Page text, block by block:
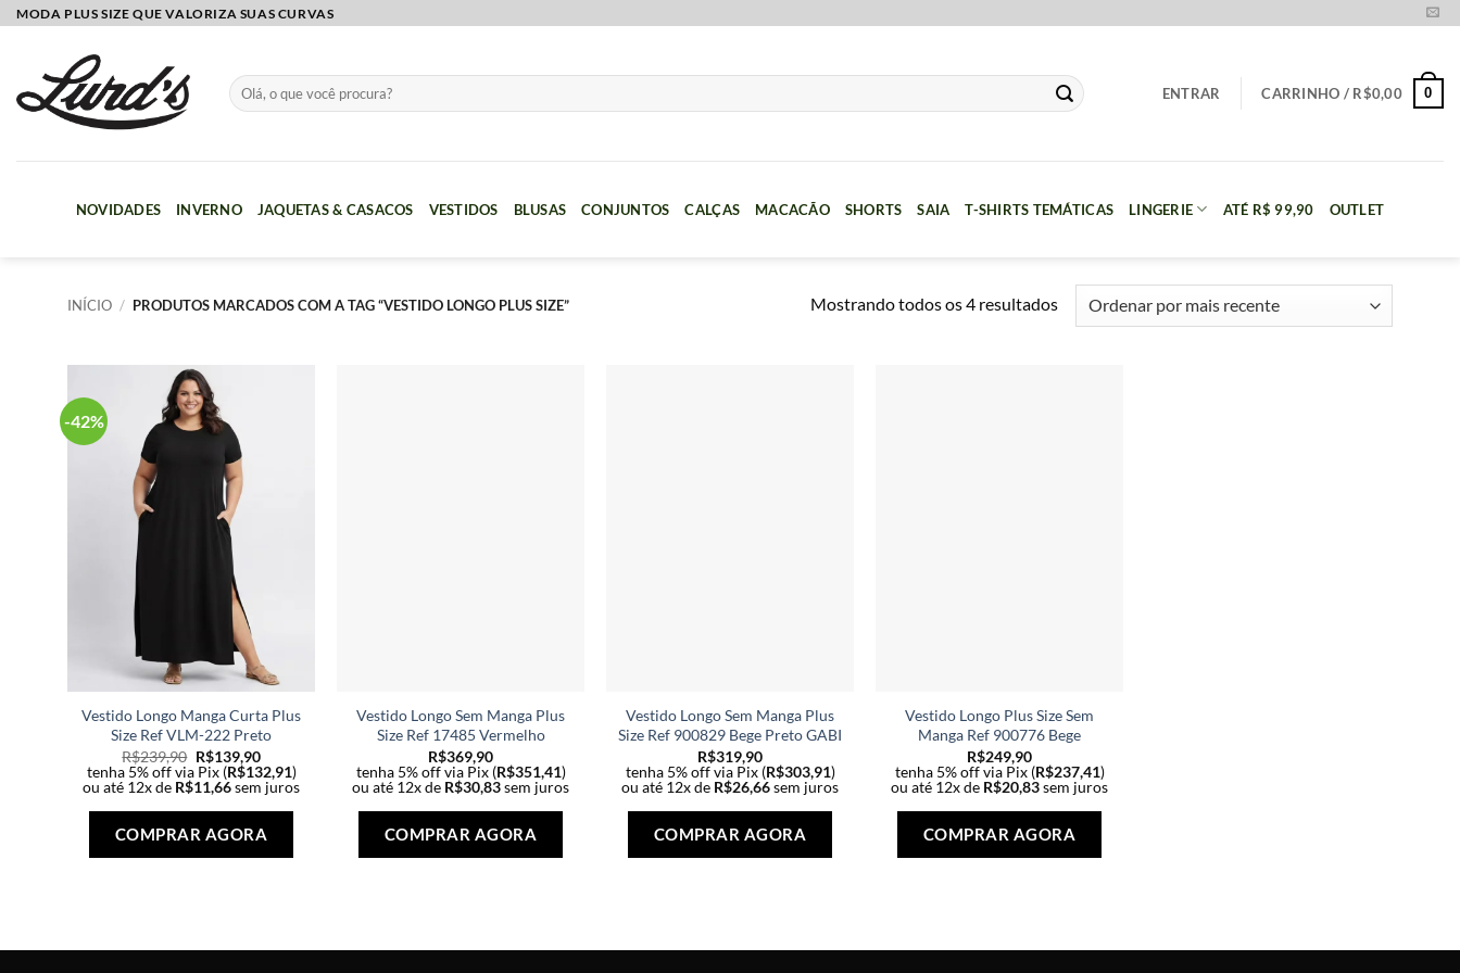
SkipMODA PLUS SIZE QUE VALORIZA SUAS CURVAS
Pesquisar
por:
ENTRAR CARRINHO / R$0,00 0
NOVIDADES INVERNO JAQUETAS & CASACOS VESTIDOS BLUSAS CONJUNTOS CALÇAS MACACÃO SHORTS SAIA T-SHIRTS TEMÁTICAS LINGERIE ATÉ R$ 99,90 OUTLET
INÍCIO / PRODUTOS MARCADOS COM A TAG “VESTIDO LONGO PLUS SIZE” Mostrando todos os 4 resultadosClassificado
por
-42%
Vestido Longo Manga Curta Plus
Size Ref VLM-222 Preto
R$239,90 R$139,90
tenha 5% off via Pix (R$132,91)
ou até 12x de R$11,66sem juros
COMPRAR AGORA
tem
opções
Vestido Longo Sem Manga Plus
Size Ref 17485 Vermelho
R$369,90
tenha 5% off via Pix (R$351,41)
ou até 12x de R$30,83sem juros
COMPRAR AGORA
tem
opções
Vestido Longo Sem Manga Plus
Size Ref 900829 Bege Preto GABI
R$319,90
tenha 5% off via Pix (R$303,91)
ou até 12x de R$26,66sem juros
COMPRAR AGORA
tem
opções
Vestido Longo Plus Size Sem
Manga Ref 900776 Bege
R$249,90
tenha 5% off via Pix (R$237,41)
ou até 12x de R$20,83sem juros
COMPRAR AGORA
tem
opções